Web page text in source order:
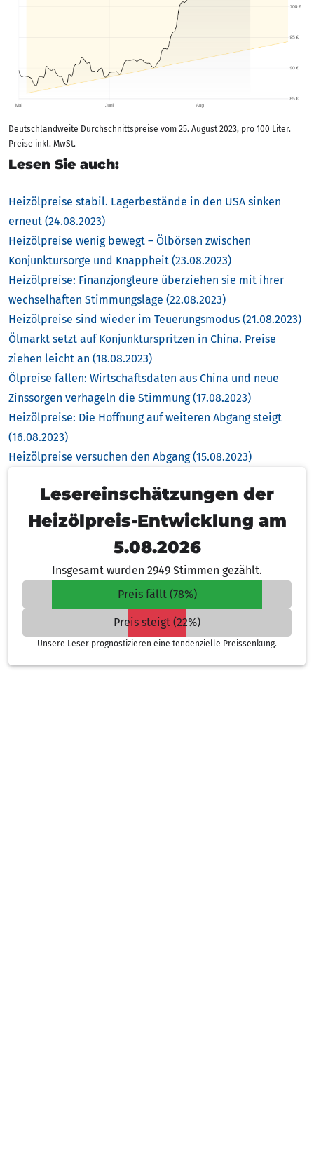
Deutschlandweite Durchschnittspreise vom 25. August 2023, pro 100 Liter.
Preise inkl. MwSt.
Lesen Sie auch:
Heizölpreise stabil. Lagerbestände in den USA sinken
erneut (24.08.2023)
Heizölpreise wenig bewegt – Ölbörsen zwischen
Konjunktursorge und Knappheit (23.08.2023)
Heizölpreise: Finanzjongleure überziehen sie mit ihrer
wechselhaften Stimmungslage (22.08.2023)
Heizölpreise sind wieder im Teuerungsmodus (21.08.2023)
Ölmarkt setzt auf Konjunkturspritzen in China. Preise
ziehen leicht an (18.08.2023)
Ölpreise fallen: Wirtschaftsdaten aus China und neue
Zinssorgen verhageln die Stimmung (17.08.2023)
Heizölpreise: Die Hoffnung auf weiteren Abgang steigt
(16.08.2023)
Heizölpreise versuchen den Abgang (15.08.2023)
Lesereinschätzungen der
Heizölpreis-Entwicklung am
5.08.2026
Insgesamt wurden 2949 Stimmen gezählt.
Preis fällt (78%)
Preis steigt (22%)
Unsere Leser prognostizieren eine tendenzielle Preissenkung.